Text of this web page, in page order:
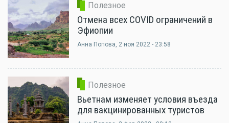
Полезное
Отмена всех COVID ограничений в
Эфиопии
Анна Попова, 2 ноя 2022 - 23:58
Полезное
Вьетнам изменяет условия въезда
для вакцинированных туристов